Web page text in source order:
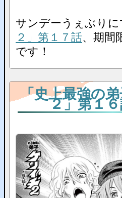
サンデーうぇぶりに
２」第１７話、期間
です！
「史上最強の
２」第１６